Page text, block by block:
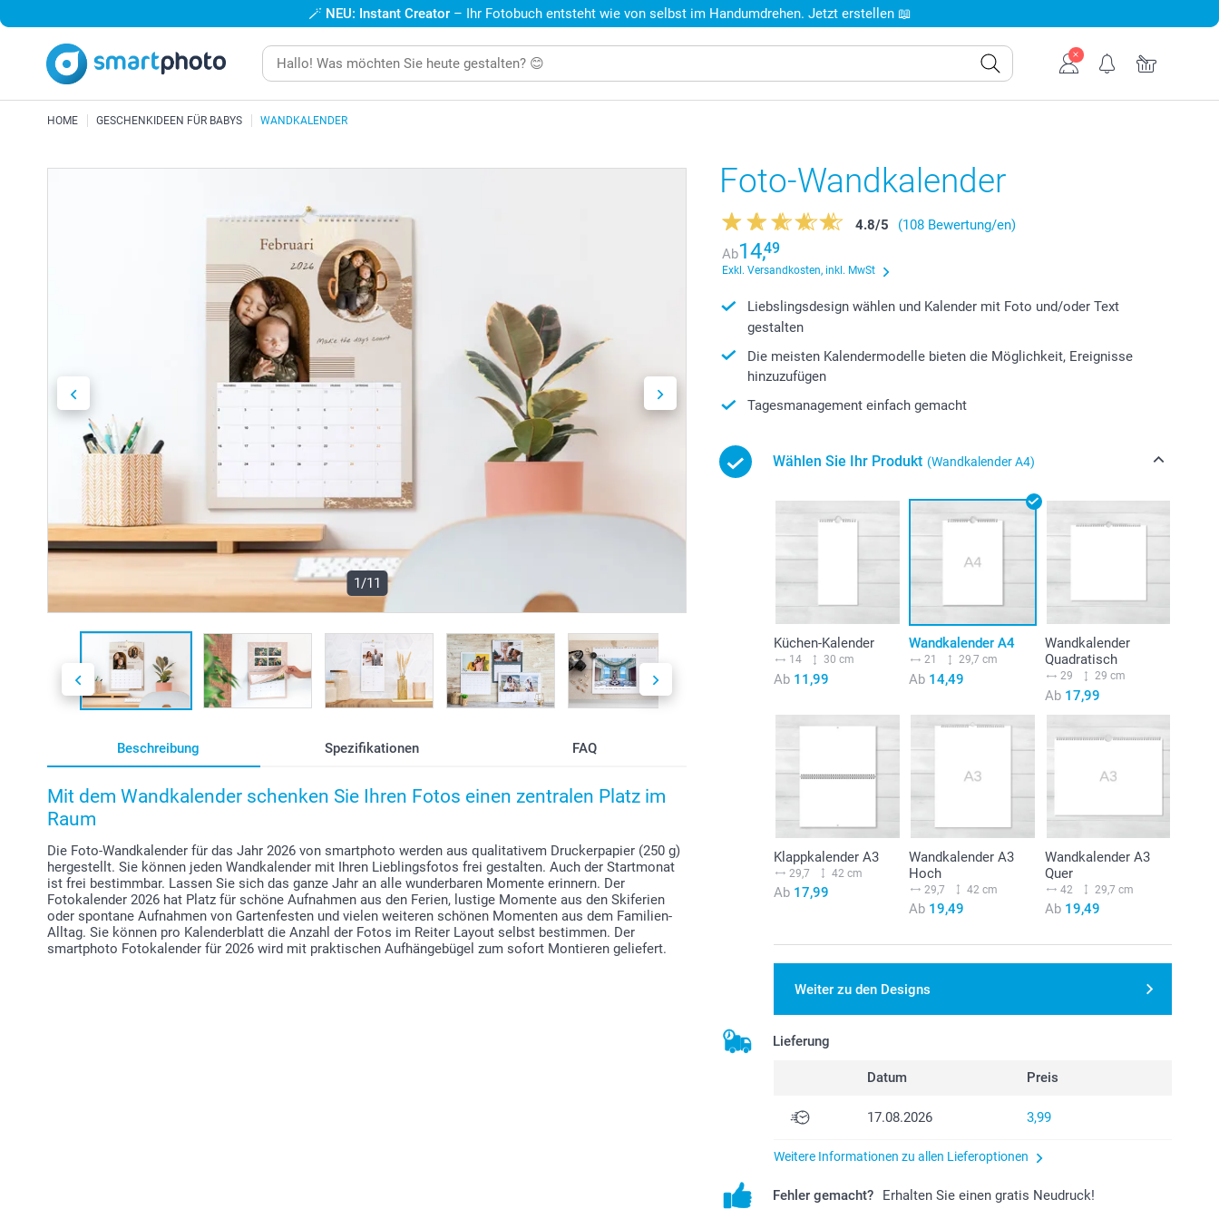
🪄 NEU: Instant Creator – Ihr Fotobuch entsteht wie von selbst im Handumdrehen. Jetzt erstellen 📖
HOME GESCHENKIDEEN FÜR BABYS WANDKALENDER
1/11
Beschreibung Spezifikationen FAQ
Mit dem Wandkalender schenken Sie Ihren Fotos einen zentralen Platz im
Raum
Die Foto-Wandkalender für das Jahr 2026 von smartphoto werden aus qualitativem Druckerpapier (250 g)
hergestellt. Sie können jeden Wandkalender mit Ihren Lieblingsfotos frei gestalten. Auch der Startmonat
ist frei bestimmbar. Lassen Sie sich das ganze Jahr an alle wunderbaren Momente erinnern. Der
Fotokalender 2026 hat Platz für schöne Aufnahmen aus den Ferien, lustige Momente aus den Skiferien
oder spontane Aufnahmen von Gartenfesten und vielen weiteren schönen Momenten aus dem Familien-
Alltag. Sie können pro Kalenderblatt die Anzahl der Fotos im Reiter Layout selbst bestimmen. Der
smartphoto Fotokalender für 2026 wird mit praktischen Aufhängebügel zum sofort Montieren geliefert.
Foto-Wandkalender
4.8/5
(108 Bewertung/en)
Ab14,49
Exkl. Versandkosten, inkl. MwSt
Liebslingsdesign wählen und Kalender mit Foto und/oder Text
gestalten
Die meisten Kalendermodelle bieten die Möglichkeit, Ereignisse
hinzuzufügen
Tagesmanagement einfach gemacht
Wählen Sie Ihr Produkt (Wandkalender A4)
Küchen-Kalender
14 30 cm
Ab 11,99
Wandkalender A4
21 29,7 cm
Ab 14,49
Wandkalender
Quadratisch
29 29 cm
Ab17,99
Klappkalender A3
29,7 42 cm
Ab 17,99
Wandkalender A3
Hoch
29,7 42 cm
Ab 19,49
Wandkalender A3
Quer
42 29,7 cm
Ab19,49
Weiter zu den Designs
Lieferung
Datum Preis
17.08.2026 3,99
Weitere Informationen zu allen Lieferoptionen
Fehler gemacht? Erhalten Sie einen gratis Neudruck!